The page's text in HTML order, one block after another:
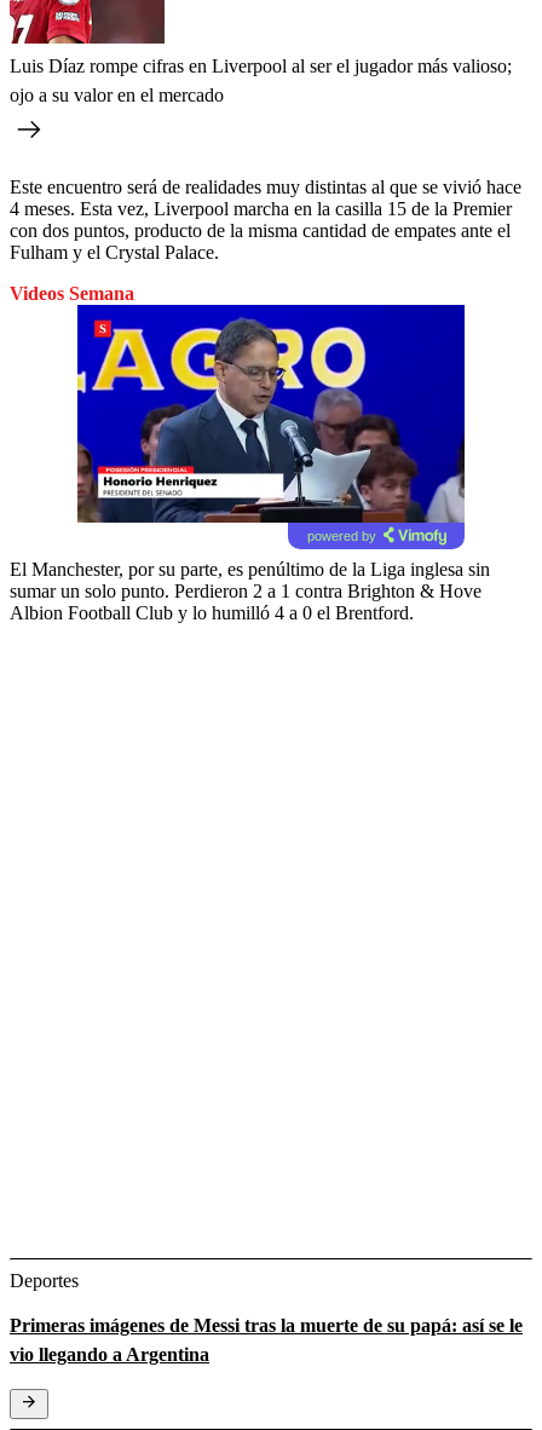
Luis Díaz rompe cifras en Liverpool al ser el jugador más valioso;
ojo a su valor en el mercado
Este encuentro será de realidades muy distintas al que se vivió hace
4 meses. Esta vez, Liverpool marcha en la casilla 15 de la Premier
con dos puntos, producto de la misma cantidad de empates ante el
Fulham y el Crystal Palace.
Videos Semana
powered by
El Manchester, por su parte, es penúltimo de la Liga inglesa sin
sumar un solo punto. Perdieron 2 a 1 contra Brighton & Hove
Albion Football Club y lo humilló 4 a 0 el Brentford.
Deportes
Primeras imágenes de Messi tras la muerte de su papá: así se le
vio llegando a Argentina